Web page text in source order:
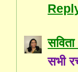
सभी